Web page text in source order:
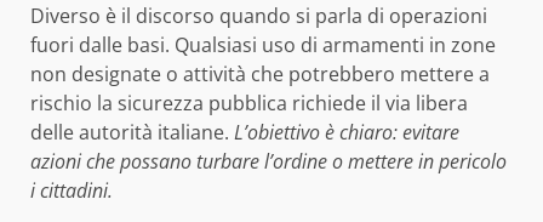
Diverso è il discorso quando si parla di operazioni
fuori dalle basi. Qualsiasi uso di armamenti in zone
non designate o attività che potrebbero mettere a
rischio la sicurezza pubblica richiede il via libera
delle autorità italiane. L’obiettivo è chiaro: evitare
azioni che possano turbare l’ordine o mettere in pericolo
i cittadini.